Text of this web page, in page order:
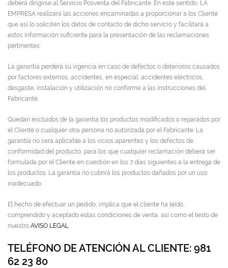
deberá dirigirse al Servicio Posventa del Fabricante. En este sentido, LA
EMPRESA realizará las acciones encaminadas a proporcionar a los Cliente
que así lo soliciten los datos de contacto de dicho servicio y facilitará a
estos información suficiente para la presentación de las reclamaciones
pertinentes.
La garantía perderá su vigencia en caso de defectos o deterioros causados
por factores externos, accidentes, en especial, accidentes eléctricos,
desgaste, instalación y utilización no conforme a las instrucciones del
Fabricante.
Quedan excluidos de la garantía los productos modificados o reparados por
el Cliente o cualquier otra persona no autorizada por el Fabricante. La
garantía no será aplicable a los vicios aparentes y los defectos de
conformidad del producto, para los que cualquier reclamación deberá ser
formulada por el Cliente en cuestión en los 7 días siguientes a la entrega de
los productos. La garantía no cubrirá los productos dañados por un uso
inadecuado.
El hecho de efectuar un pedido, implica que el cliente ha leído,
comprendido y aceptado estas condiciones de venta, así como el testo de
nuestro AVISO LEGAL
TELÉFONO DE ATENCIÓN AL CLIENTE: 981
62 23 80